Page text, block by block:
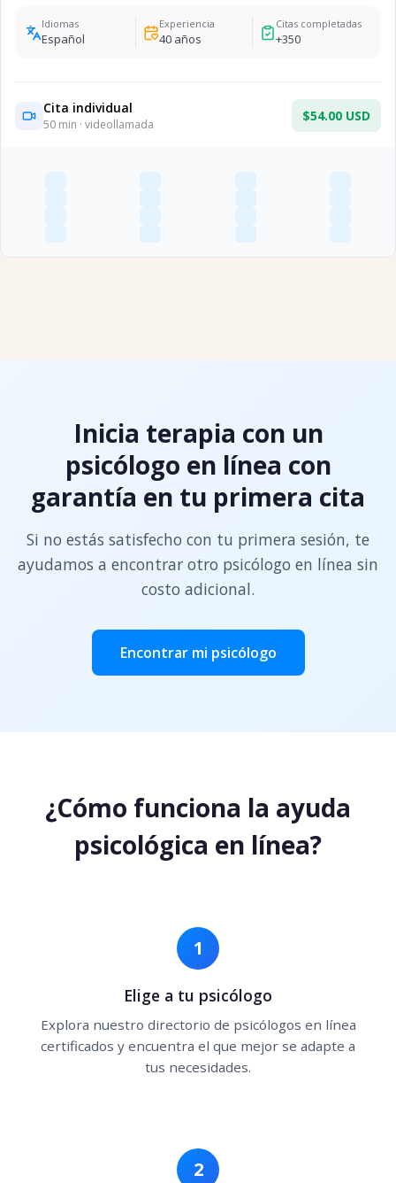
Idiomas
Español
Experiencia
40años
Citas completadas
+350
Cita individual
50 min · videollamada
$54.00 USD
Inicia terapia con un
psicólogo en línea con
garantía en tu primera cita
Si no estás satisfecho con tu primera sesión, te
ayudamos a encontrar otro psicólogo en línea sin
costo adicional.
Encontrar mi psicólogo
¿Cómo funciona la ayuda
psicológica en línea?
1
Elige a tu psicólogo
Explora nuestro directorio de psicólogos en línea
certificados y encuentra el que mejor se adapte a
tus necesidades.
2